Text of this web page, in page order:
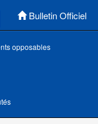
Bulletin Officiel
opposables